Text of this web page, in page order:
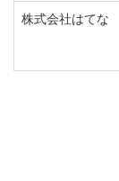
株式会社はてな